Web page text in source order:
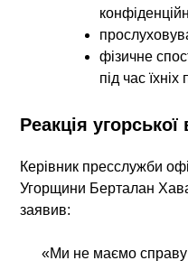
фізичне
під час їхніх
Реакція
Керівник пресслужби
Угорщини Берталан
заявив:
«Ми не маємо